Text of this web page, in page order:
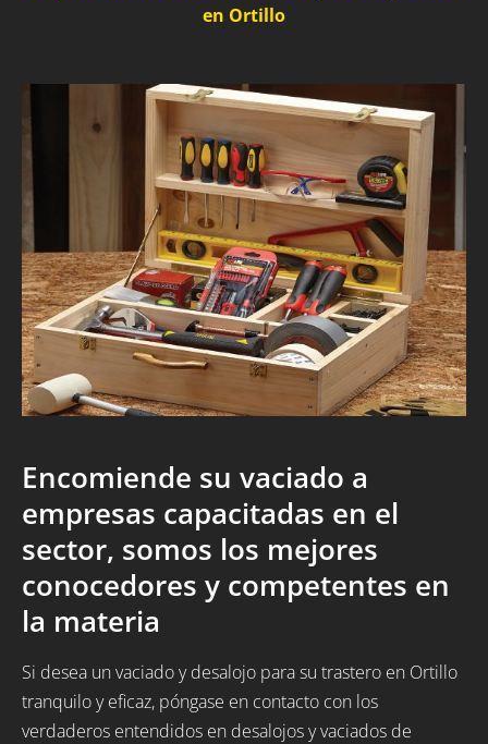
en Ortillo
Encomiende su vaciado a
empresas capacitadas en el
sector, somos los mejores
conocedores y competentes en
la materia
Si desea un vaciado y desalojo para su trastero en Ortillo
tranquilo y eficaz, póngase en contacto con los
verdaderos entendidos en desalojos y vaciados de